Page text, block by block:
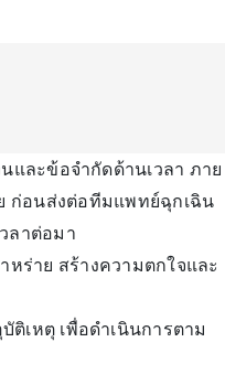
และข้อจำกัดด้านเวลา ภาย
ก่อนส่งต่อทีมแพทย์ฉุกเฉิน
ลาต่อมา
หร่าย สร้างความตกใจและ
ติเหตุ เพื่อดำเนินการตาม